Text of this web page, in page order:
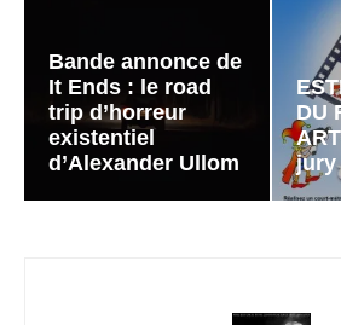
Bande annonce de
It Ends : le road
trip d’horreur
existentiel
d’Alexander Ullom
DU
jury